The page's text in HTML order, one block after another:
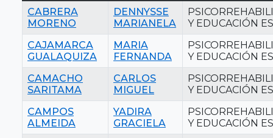
CABRERA
MORENO
DENNYSSE
MARIANELA
Y EDUCACIÓN
CAJAMARCA
GUALAQUIZA
MARIA
FERNANDA
Y EDUCACIÓN
CAMACHO
SARITAMA
CARLOS
MIGUEL
Y EDUCACIÓN
CAMPOS
ALMEIDA
YADIRA
GRACIELA
Y EDUCACIÓN